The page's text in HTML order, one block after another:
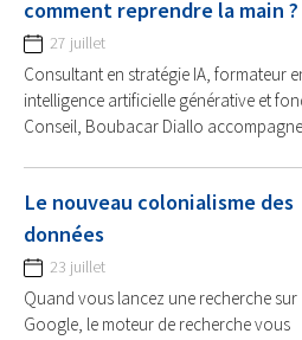
comment reprendre la main ?
27 juillet
Consultant en stratégie IA, formateur
intelligence artificielle générative et
Conseil, Boubacar Diallo
Le nouveau colonialisme des
données
23 juillet
Quand vous lancez une recherche sur
Google, le moteur de recherche vous